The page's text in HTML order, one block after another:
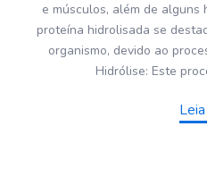
e músculos, além de alguns
proteína hidrolisada se
organismo, devido ao
Hidrólise: Este